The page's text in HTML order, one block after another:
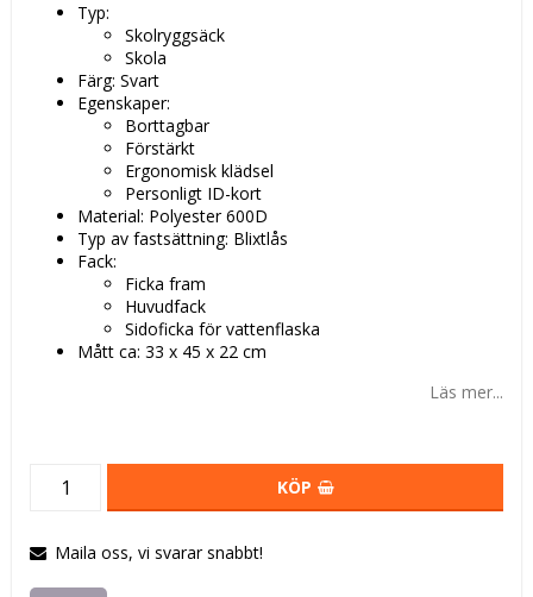
Typ:
Skolryggsäck
Skola
Färg: Svart
Egenskaper:
Borttagbar
Förstärkt
Ergonomisk klädsel
Personligt ID-kort
Material: Polyester 600D
Typ av fastsättning: Blixtlås
Fack:
Ficka fram
Huvudfack
Sidoficka för vattenflaska
Mått ca: 33 x 45 x 22 cm
Läs mer...
KÖP
Maila oss, vi svarar snabbt!